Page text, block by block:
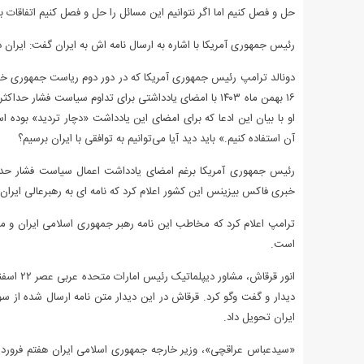
حل و فصل کنیم اما اگر نتوانیم این مسائل را حل و فصل کنیم
رئیس جمهوری آمریکا با اشاره به ارسال نامه اش به ایران گفت:
۱۶ بهمن ماه ۱۴۰۳ با امضای یادداشتی برای تداوم
او با بیان این ادعا که برای امضای این یادداشت «دچار تردید»
آن استفاده کنیم.» باید دید آیا می‌توانیم به توافقی با ایران برسیم؟
خبری فاکس بیزینس این کشور اعلام کرد که نامه ای به رهبرعالی
ترامپ اعلام کرد که مخاطب این نامه رهبر جمهوری اسلامی ایران و
است.
دیدار و گفت وگو کرد. قرقاش در این دیدار متن نامه ارسال شده از
ایران تحویل داد.